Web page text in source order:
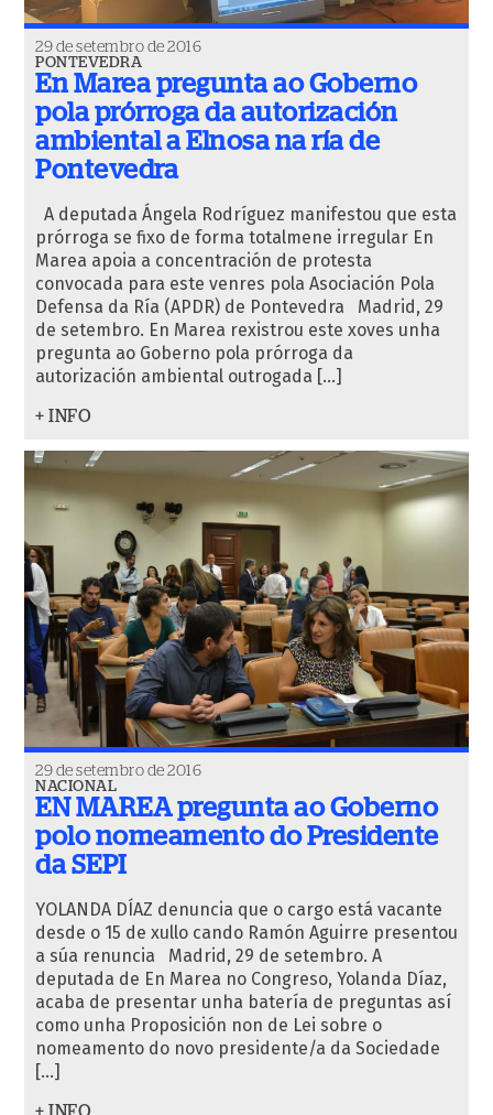
29 de setembro de 2016
PONTEVEDRA
En Marea pregunta ao Goberno
pola prórroga da autorización
ambiental a Elnosa na ría de
Pontevedra
A deputada Ángela Rodríguez manifestou que esta
prórroga se fixo de forma totalmene irregular En
Marea apoia a concentración de protesta
convocada para este venres pola Asociación Pola
Defensa da Ría (APDR) de Pontevedra Madrid, 29
de setembro. En Marea rexistrou este xoves unha
pregunta ao Goberno pola prórroga da
autorización ambiental outrogada […]
+ INFO
29 de setembro de 2016
NACIONAL
EN MAREA pregunta ao Goberno
polo nomeamento do Presidente
da SEPI
YOLANDA DÍAZ denuncia que o cargo está vacante
desde o 15 de xullo cando Ramón Aguirre presentou
a súa renuncia Madrid, 29 de setembro. A
deputada de En Marea no Congreso, Yolanda Díaz,
acaba de presentar unha batería de preguntas así
como unha Proposición non de Lei sobre o
nomeamento do novo presidente/a da Sociedade
[…]